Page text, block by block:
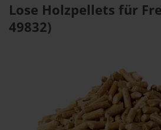
Lose Holzpellets für
49832)